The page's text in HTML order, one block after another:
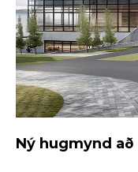
Ný hugmynd